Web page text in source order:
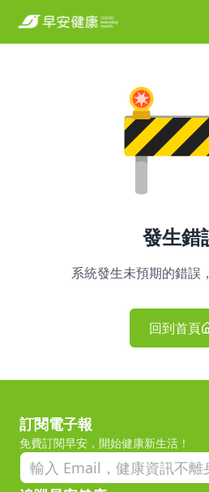
發生錯
系統發生未預期的錯誤
回到首頁
訂閱電子報
免費訂閱早安，開始健康新生活！